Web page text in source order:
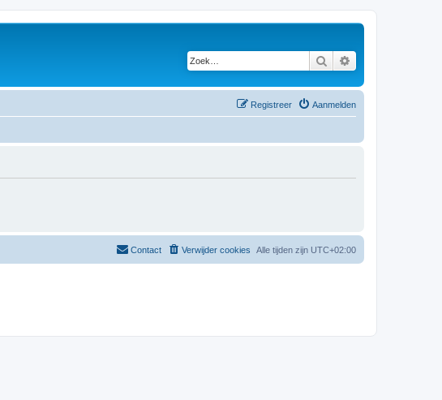
Zoek
Aanmelden
Registreer
Alle tijden zijn UTC+02:00
Verwijder cookies
Contact